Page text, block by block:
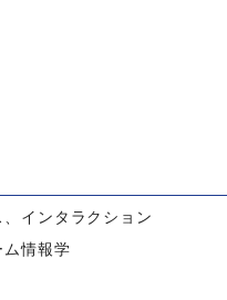
インタラクション
情報学